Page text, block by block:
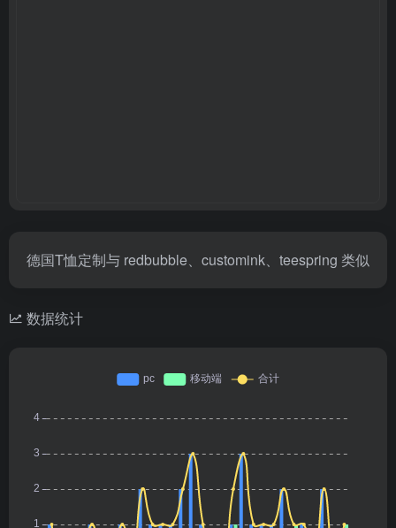
德国T恤定制与 redbubble、customink、teespring 类似
数据统计